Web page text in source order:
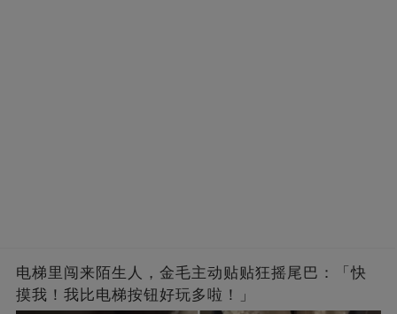
电梯里闯来陌生人，金毛主动贴贴狂摇尾巴：「快
摸我！我比电梯按钮好玩多啦！」